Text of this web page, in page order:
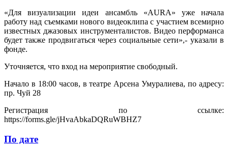
«Для визуализации идеи ансамбль «AURA» уже начала
работу над съемками нового видеоклипа с участием всемирно
известных джазовых инструменталистов. Видео перформанса
будет также продвигаться через социальные сети»,- указали в
фонде.
Уточняется, что вход на мероприятие свободный.
Начало в 18:00 часов, в театре Арсена Умуралиева, по адресу:
пр. Чуй 28
Регистрация по ссылке:
https://forms.gle/jHvaAbkaDQRuWBHZ7
По дате